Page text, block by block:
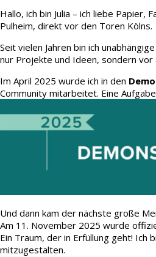
Hallo, ich bin Julia – ich liebe
Pulheim, direkt vor den Toren Kölns.
Seit vielen Jahren bin ich
nur Projekte und Ideen, sondern vor
Im April 2025 wurde ich in den
Community mitarbeitet. Eine
Und dann kam der nächste große
Am 11. November 2025 wurde
Ein Traum, der in Erfüllung geht! Ich
mitzugestalten.